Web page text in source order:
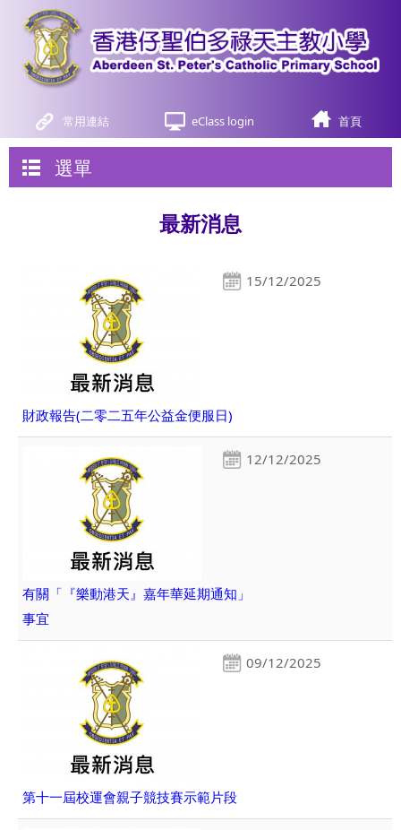
常用連結 eClass login 首頁
選單
最新消息
15/12/2025
財政報告(二零二五年公益金便服日)
12/12/2025
有關「『樂動港天』嘉年華延期通知」
事宜
09/12/2025
第十一屆校運會親子競技賽示範片段